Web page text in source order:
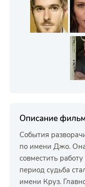
Описание
События
по имени Джо.
совместить
период судьба
имени Круз.